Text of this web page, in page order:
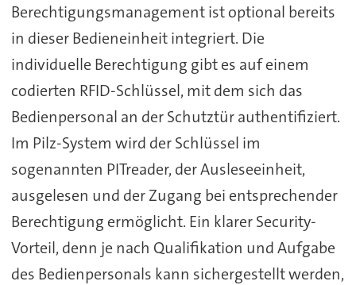
Berechtigungsmanagement ist optional bereits
in dieser Bedieneinheit integriert. Die
individuelle Berechtigung gibt es auf einem
codierten RFID-Schlüssel, mit dem sich das
Bedienpersonal an der Schutztür authentifiziert.
Im Pilz-System wird der Schlüssel im
sogenannten PITreader, der Ausleseeinheit,
ausgelesen und der Zugang bei entsprechender
Berechtigung ermöglicht. Ein klarer Security-
Vorteil, denn je nach Qualifikation und Aufgabe
des Bedienpersonals kann sichergestellt werden,